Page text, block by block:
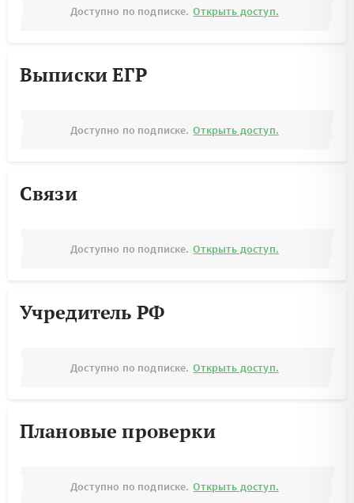
Доступно по подписке. Открыть доступ.
Выписки ЕГР
Доступно по подписке. Открыть доступ.
Связи
Доступно по подписке. Открыть доступ.
Учредитель РФ
Доступно по подписке. Открыть доступ.
Плановые проверки
Доступно по подписке. Открыть доступ.